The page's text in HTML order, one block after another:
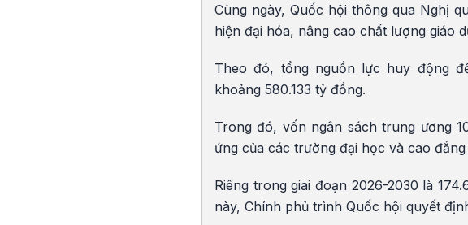
Cùng ngày, Quốc hội thông qua Nghị
hiện đại hóa, nâng cao chất lượng giáo
Theo đó, tổng nguồn lực huy động
khoảng 580.133 tỷ đồng.
Trong đó, vốn ngân sách trung ương
ứng của các trường đại học và cao
Riêng trong giai đoạn 2026-2030 là
này, Chính phủ trình Quốc hội quyết